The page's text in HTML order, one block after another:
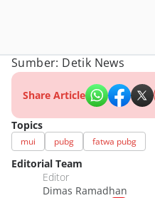
Sumber: Detik News
Share Article
Topics
mui pubg fatwa pubg
Editorial Team
Editor
Dimas Ramadhan